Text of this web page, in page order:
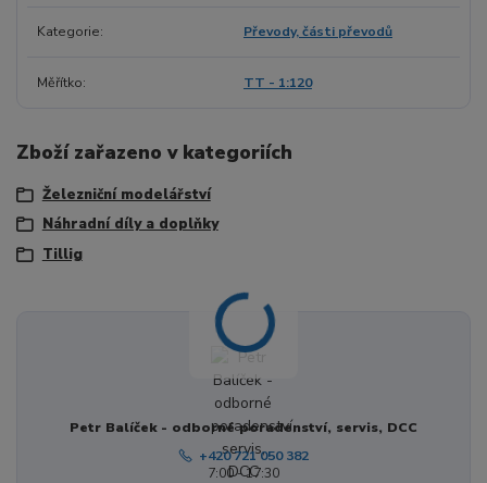
Kategorie Převody, části převodů
Měřítko TT - 1:120
Zboží zařazeno v kategoriích
Železniční modelářství
Náhradní díly a doplňky
Tillig
Petr Balíček - odborné poradenství, servis, DCC
+420 721 050 382
7:00 - 17:30